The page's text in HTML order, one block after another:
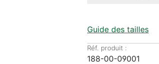
Guide des tailles
Réf. produit :
188-00-09001